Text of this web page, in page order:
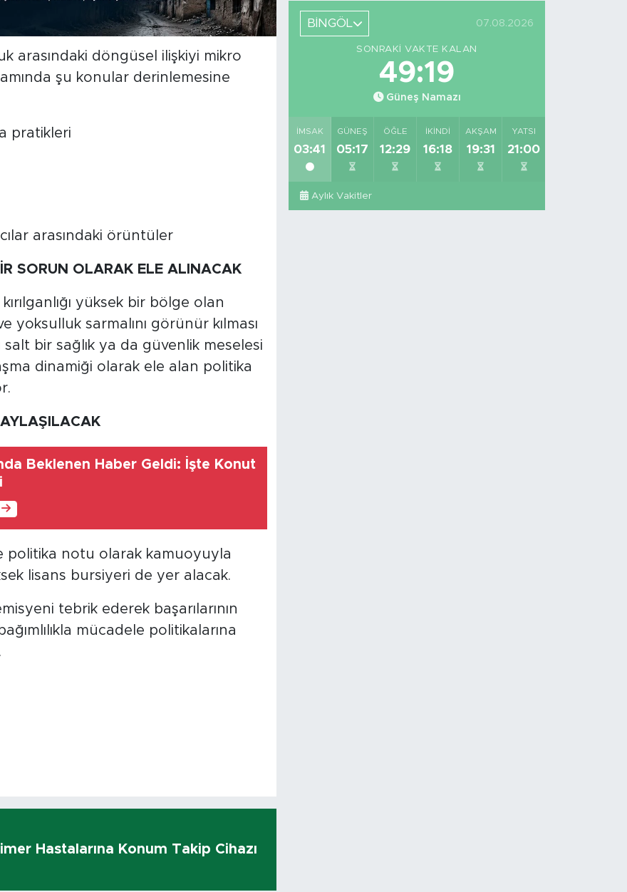
arasındaki döngüsel ilişkiyi mikro
şu konular derinlemesine
pratikleri
arasındaki örüntüler
SORUN OLARAK ELE ALINACAK
yüksek bir bölge olan
yoksulluk sarmalını görünür kılması
salt bir sağlık ya da güvenlik meselesi
dinamiği olarak ele alan politika
Beklenen Haber Geldi: İşte Konut
politika notu olarak kamuoyuyla
lisans bursiyeri de yer alacak.
tebrik ederek başarılarının
mücadele politikalarına
Hastalarına Konum Takip Cihazı
BİNGÖL 07.08.2026
SONRAKI VAKTE KALAN
49:18
Güneş Namazı
İMSAK
03:41
GÜNEŞ
05:17
ÖĞLE
12:29
İKINDI
16:18
AKŞAM
19:31
YATSI
21:00
Aylık Vakitler